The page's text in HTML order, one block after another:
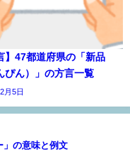
】47都道府県の「新品
ぴん）」の方言一覧
月5日
」の意味と例文